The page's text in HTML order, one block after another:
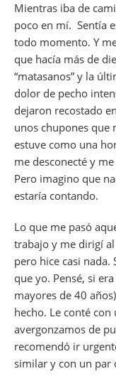
Mientras iba de
poco en mí. Sentía
todo momento. Y
que hacía más de
“matasanos” y la
dolor de pecho
dejaron recostado
unos chupones que
estuve como una
me desconecté y
Pero imagino que
estaría contando.
Lo que me pasó
trabajo y me dirigí
pero hice casi nada.
que yo. Pensé, si
mayores de 40
hecho. Le conté con
avergonzamos de
recomendó ir
similar y con un par